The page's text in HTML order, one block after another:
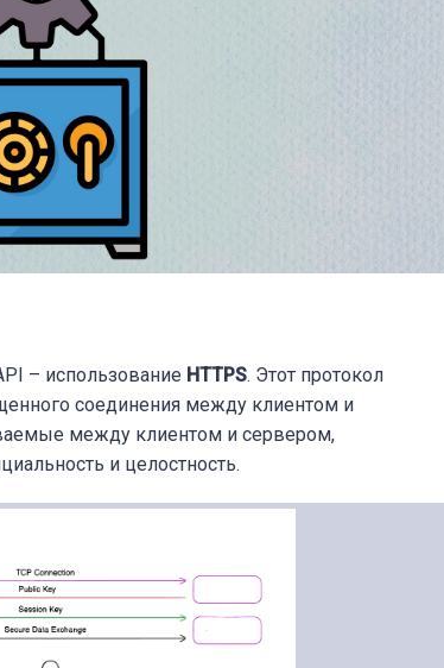
– использование HTTPS. Этот протокол
соединения между клиентом и
между клиентом и сервером,
и целостность.